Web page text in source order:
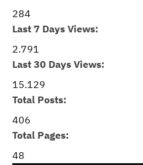
284
Last 7 Days Views:
2.791
Last 30 Days Views:
15.129
Total Posts:
406
Total Pages:
48